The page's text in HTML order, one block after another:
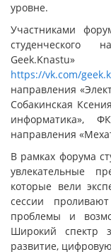
уровне.
Участниками
студенческого
https://vk.com/
направления
Собакинская
информатика»,
направления
В рамках форума
увлекательные
которые вели
сессии
проблемы и
Широкий спектр
развитие,